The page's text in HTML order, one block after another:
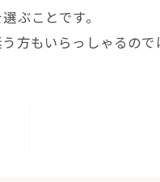
ぶことです。
方もいらっしゃるので